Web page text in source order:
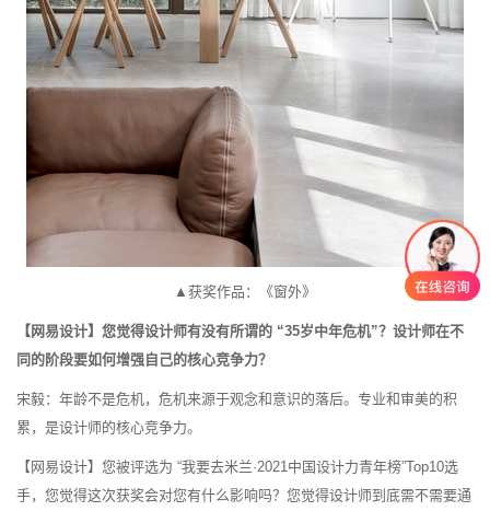
▲获奖作品：《窗外》
【网易设计】您觉得设计师有没有所谓的 “35岁中年危机”？设计师在不
同的阶段要如何增强自己的核心竞争力？
宋毅：年龄不是危机，危机来源于观念和意识的落后。专业和审美的积
累，是设计师的核心竞争力。
【网易设计】您被评选为 “我要去米兰·2021中国设计力青年榜”Top10选
手，您觉得这次获奖会对您有什么影响吗？您觉得设计师到底需不需要通